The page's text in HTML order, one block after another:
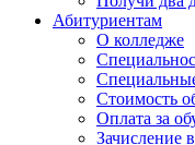
Абитуриентам
О колледже
Стоимость
Оплата за